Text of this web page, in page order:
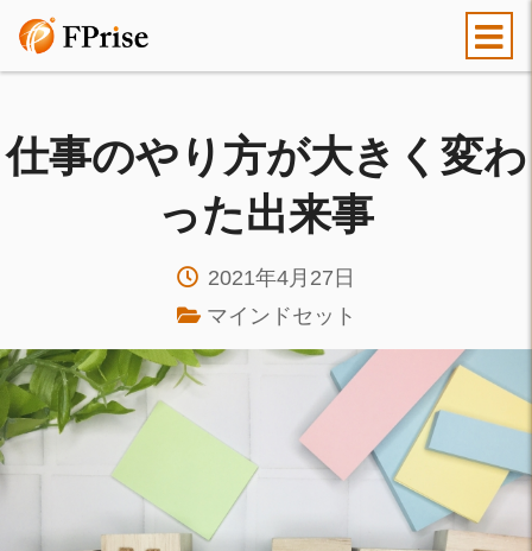
仕事のやり方が大きく変わ
った出来事
2021年4月27日
マインドセット